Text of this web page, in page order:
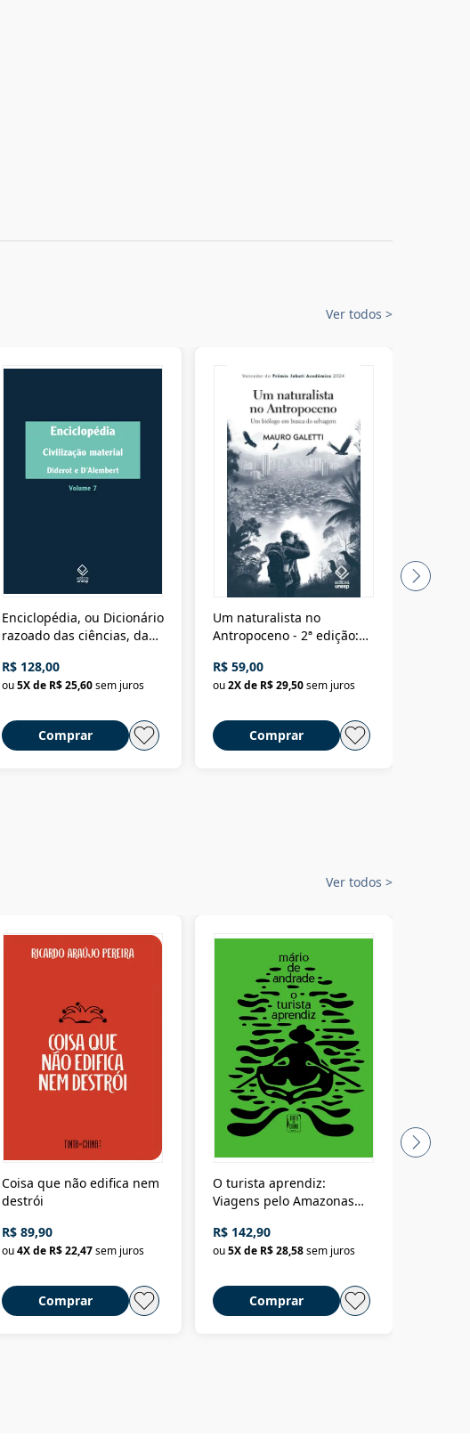
Ver todos >
Enciclopédia, ou Dicionário
razoado das ciências, das
Civilização material
R$ 128,00
ou5X de R$ 25,60sem juros
Comprar
Um naturalista no
Antropoceno - 2ª edição:
selvagem
R$ 59,00
ou2X de R$ 29,50sem juros
Comprar
Ver todos >
Coisa que não edifica nem
destrói
R$ 89,90
ou4X de R$ 22,47sem juros
Comprar
O turista aprendiz:
Viagens pelo Amazonas
até a Bolívia e por Marajó
até dizer chega
R$ 142,90
ou5X de R$ 28,58sem juros
Comprar